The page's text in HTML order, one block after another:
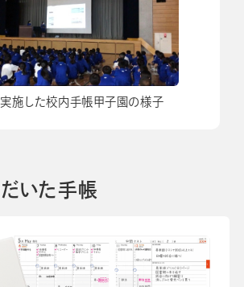
施した校内手帳甲子園の様子
いた手帳